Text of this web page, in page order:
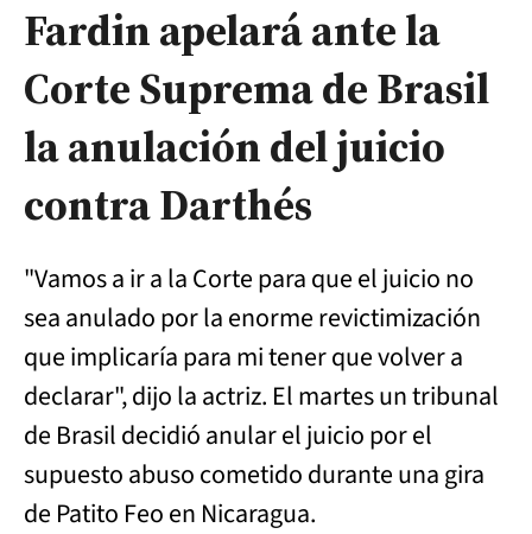
Fardin apelará ante la
Corte Suprema de Brasil
la anulación del juicio
contra Darthés
"Vamos a ir a la Corte para que el juicio no
sea anulado por la enorme revictimización
que implicaría para mi tener que volver a
declarar", dijo la actriz. El martes un tribunal
de Brasil decidió anular el juicio por el
supuesto abuso cometido durante una gira
de Patito Feo en Nicaragua.